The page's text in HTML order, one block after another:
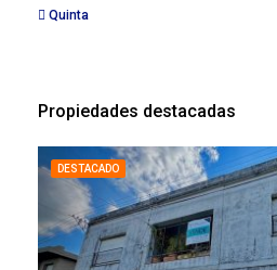
Quinta
Propiedades destacadas
DESTACADO